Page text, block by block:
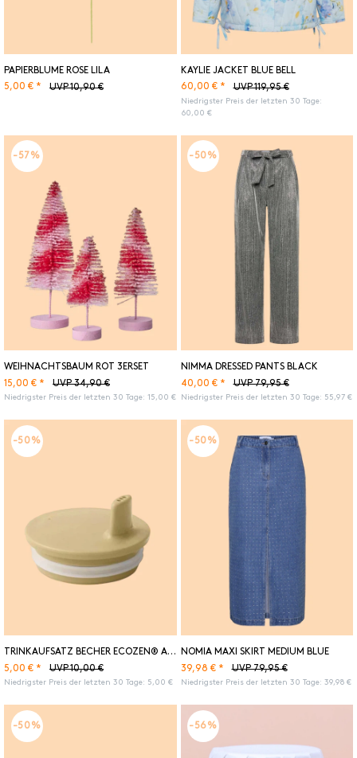
PAPIERBLUME ROSE LILA
UVP 10,90 €
5,00 € *
KAYLIE JACKET BLUE BELL
UVP 119,95 €
60,00 € *
Niedrigster Preis der letzten 30 Tage:
60,00 €
-57%
WEIHNACHTSBAUM ROT 3ERSET
UVP 34,90 €
15,00 € *
Niedrigster Preis der letzten 30 Tage: 15,00 €
-50%
NIMMA DRESSED PANTS BLACK
UVP 79,95 €
40,00 € *
Niedrigster Preis der letzten 30 Tage: 55,97 €
-50%
TRINKAUFSATZ BECHER ECOZEN® ARNE JACOBSEN BEIGE
UVP 10,00 €
5,00 € *
Niedrigster Preis der letzten 30 Tage: 5,00 €
-50%
NOMIA MAXI SKIRT MEDIUM BLUE
UVP 79,95 €
39,98 € *
Niedrigster Preis der letzten 30 Tage: 39,98 €
-50% -56%